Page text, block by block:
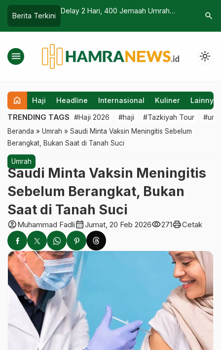
Berita Terkini
Delay 2 Hari, 400 Jemaah Umrah
Tanah Air
Sayur-
Haji dan
search
menu light_mode
home Haji Headline Internasional Kuliner Lainnya
TRENDING TAGS #Haji 2026 #haji #Tazkiyah Tour
Beranda » Umrah » Saudi Minta Vaksin Meningitis Sebelum
Berangkat, Bukan Saat di Tanah Suci
Umrah
Saudi Minta Vaksin Meningitis
Sebelum Berangkat, Bukan
Saat di Tanah Suci
account_circleMuhammad Fadlicalendar_monthJumat, 20 Feb 2026visibility271printCetak